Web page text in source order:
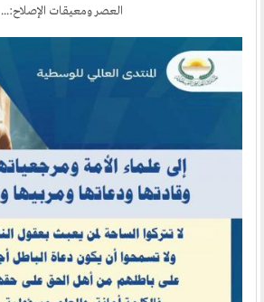
العصر ومعيقات الإصلاح:...